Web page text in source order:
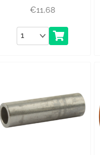
€11,68
Aantal